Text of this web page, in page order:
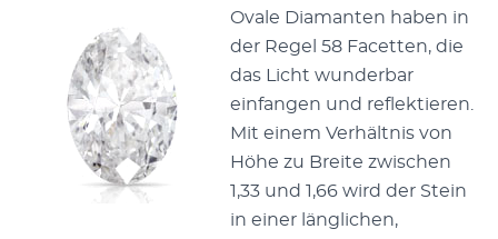
Ovale Diamanten haben in
der Regel 58 Facetten, die
das Licht wunderbar
einfangen und reflektieren.
Mit einem Verhältnis von
Höhe zu Breite zwischen
1,33 und 1,66 wird der Stein
in einer länglichen,